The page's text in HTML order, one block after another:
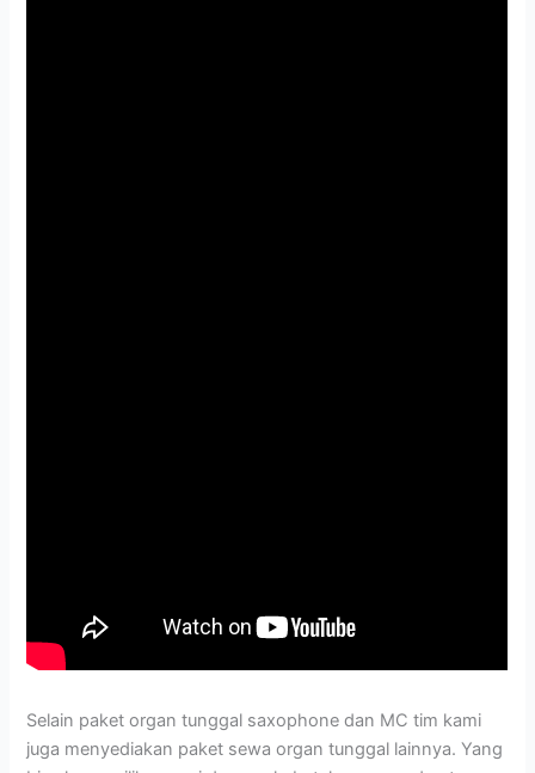
Selain paket organ tunggal saxophone dan MC tim kami
juga menyediakan paket sewa organ tunggal lainnya. Yang